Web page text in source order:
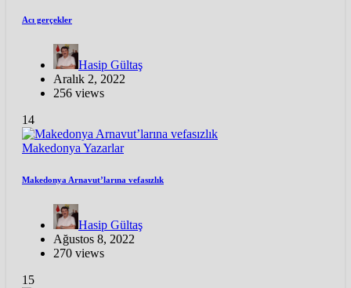
Acı gerçekler
Hasip Gültaş
Aralık 2, 2022
256 views
14
MakedonyaYazarlar
Makedonya Arnavut’larına vefasızlık
Hasip Gültaş
Ağustos 8, 2022
270 views
15